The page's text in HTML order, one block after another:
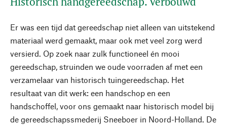
Er was een tijd dat gereedschap niet alleen van uitstekend
materiaal werd gemaakt, maar ook met veel zorg werd
versierd. Op zoek naar zulk functioneel én mooi
gereedschap, struinden we oude voorraden af met een
verzamelaar van historisch tuingereedschap. Het
resultaat van dit werk: een handschop en een
handschoffel, voor ons gemaakt naar historisch model bij
de gereedschapssmederij Sneeboer in Noord-Holland. De